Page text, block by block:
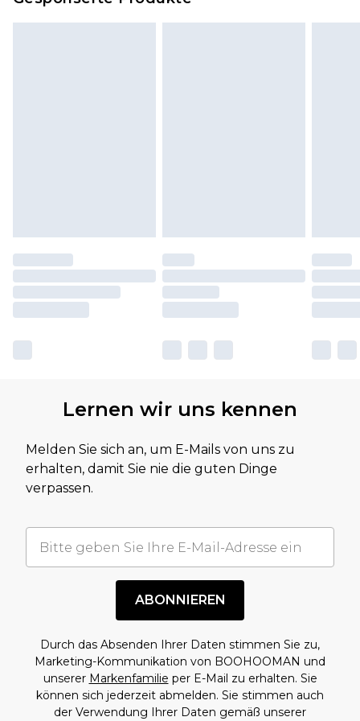
Klickehierum unsere vollständigen
Lernen wir uns kennen
Melden Sie sich an, um E-Mails von uns zu
erhalten, damit Sie nie die guten Dinge
verpassen.
ABONNIEREN
Durch das Absenden Ihrer Daten stimmen Sie zu,
Marketing-Kommunikation von BOOHOOMAN und
unserer Markenfamilie per E-Mail zu erhalten. Sie
können sich jederzeit abmelden. Sie stimmen auch
der Verwendung Ihrer Daten gemäß unserer